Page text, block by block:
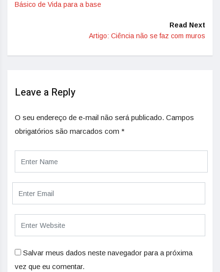
Básico de Vida para a base
Read Next
Artigo: Ciência não se faz com muros
Leave a Reply
O seu endereço de e-mail não será publicado. Campos
obrigatórios são marcados com *
Salvar meus dados neste navegador para a próxima
vez que eu comentar.